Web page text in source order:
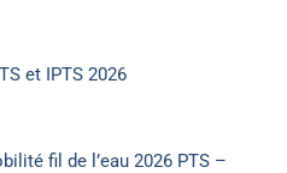
et IPTS 2026
fil de l’eau 2026 PTS –